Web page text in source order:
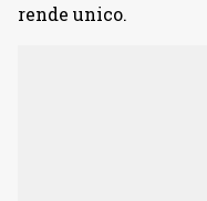
rende unico.